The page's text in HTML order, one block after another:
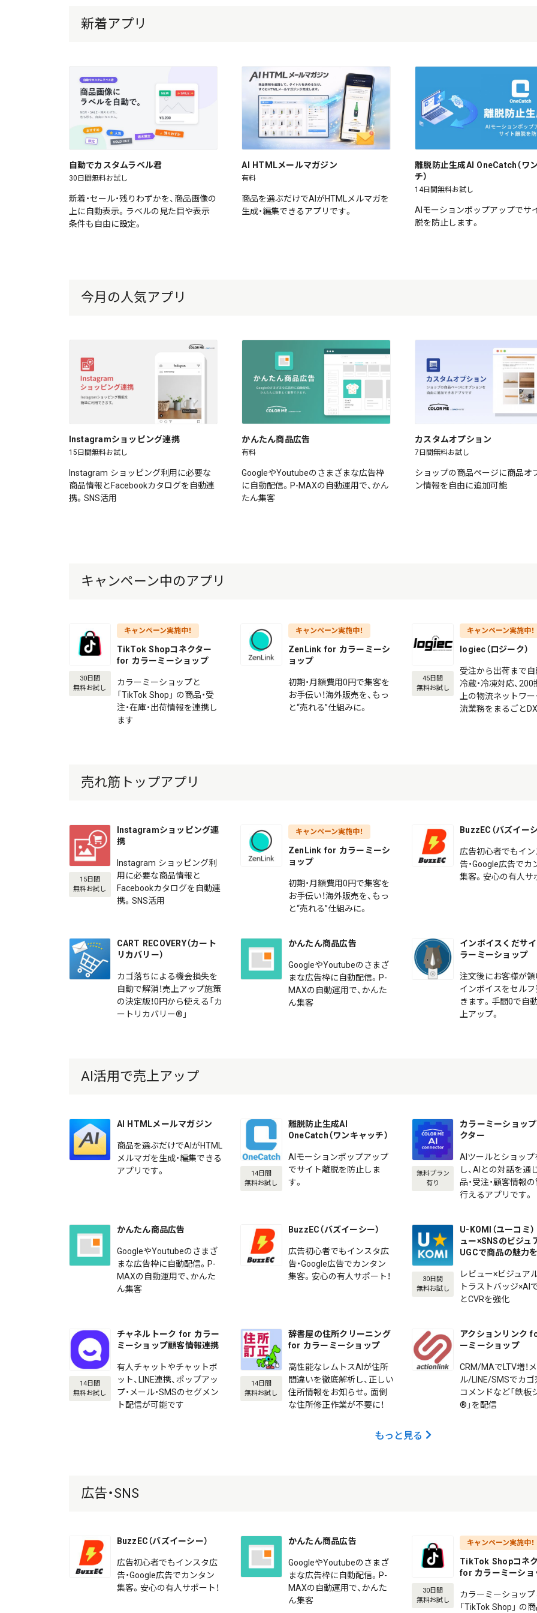
新着アプリ
自動でカスタムラベル君
30日間無料お試し
新着・セール・残りわずかを、商品画像の
上に自動表示。ラベルの見た目や表示
条件も自由に設定。
AI HTMLメールマガジン
有料
商品を選ぶだけでAIがHTMLメルマガを
生成・編集できるアプリです。
離脱防止生成AI OneCatch（ワ
チ）
14日間無料お試し
AIモーションポップアップでサ
脱を防止します。
今月の人気アプリ
Instagramショッピング連携
15日間無料お試し
Instagram ショッピング利用に必要な
商品情報とFacebookカタログを自動連
携。SNS活用
かんたん商品広告
有料
GoogleやYoutubeのさまざまな広告枠
に自動配信。P-MAXの自動運用で、かん
たん集客
カスタムオプション
7日間無料お試し
ショップの商品ページに商品オ
ン情報を自由に追加可能
キャンペーン中のアプリ
30日間
無料お試し
キャンペーン実施中！
TikTok Shopコネクター
for カラーミーショップ
カラーミーショップと
「TikTok Shop」 の商品・受
注・在庫・出荷情報を連携し
ます
キャンペーン実施中！
ZenLink for カラーミーシ
ョップ
初期・月額費用0円で集客を
お手伝い！海外販売を、もっ
と“売れる”仕組みに。
45日間
無料お試し
キャンペーン実施中！
logiec（ロジーク）
受注から出荷まで自
冷蔵・冷凍対応、200
上の物流ネットワ
流業務をまるごとDX
売れ筋トップアプリ
15日間
無料お試し
Instagramショッピング連
携
Instagram ショッピング利
用に必要な商品情報と
Facebookカタログを自動連
携。SNS活用
キャンペーン実施中！
ZenLink for カラーミーシ
ョップ
初期・月額費用0円で集客を
お手伝い！海外販売を、もっ
と“売れる”仕組みに。
BuzzEC（バズイーシ
広告初心者でもイ
告・Google広告でカ
集客。安心の有人サ
CART RECOVERY（カート
リカバリー）
カゴ落ちによる機会損失を
自動で解消！売上アップ施策
の決定版！0円から使える「カ
ートリカバリー®」
かんたん商品広告
GoogleやYoutubeのさまざ
まな広告枠に自動配信。P-
MAXの自動運用で、かんた
ん集客
インボイスくだサ
ラーミーショップ
注文後にお客様が領
インボイスをセルフ
きます。手間0で自
上アップ。
AI活用で売上アップ
AI HTMLメールマガジン
商品を選ぶだけでAIがHTML
メルマガを生成・編集できる
アプリです。
14日間
無料お試し
離脱防止生成AI
OneCatch（ワンキャッチ）
AIモーションポップアップ
でサイト離脱を防止しま
す。
無料プラン
有り
カラーミーショッ
クター
AIツールとショップ
し、AIとの対話を通
品・受注・顧客情報
行えるアプリです。
かんたん商品広告
GoogleやYoutubeのさまざ
まな広告枠に自動配信。P-
MAXの自動運用で、かんた
ん集客
BuzzEC（バズイーシー）
広告初心者でもインスタ広
告・Google広告でカンタン
集客。安心の有人サポート！
30日間
無料お試し
U-KOMI（ユーコミ
ュー×SNSのビジュ
UGCで商品の魅力
レビュー×ビジュア
トラストバッジ×AI
とCVRを強化
14日間
無料お試し
チャネルトーク for カラー
ミーショップ顧客情報連携
有人チャットやチャットボ
ット、LINE連携、ポップアッ
プ・メール・SMSのセグメン
ト配信が可能です
14日間
無料お試し
辞書屋の住所クリーニング
for カラーミーショップ
高性能なレムトスAIが住所
間違いを徹底解析し、正しい
住所情報をお知らせ。面倒
な住所修正作業が不要に！
アクションリンク
ーミーショップ
CRM/MAでLTV増！
ル/LINE/SMSでカ
コメンドなど「鉄板
®」を配信
もっと見る
広告・SNS
BuzzEC（バズイーシー）
広告初心者でもインスタ広
告・Google広告でカンタン
集客。安心の有人サポート！
かんたん商品広告
GoogleやYoutubeのさまざ
まな広告枠に自動配信。P-
MAXの自動運用で、かんた
ん集客
30日間
無料お試し
キャンペーン実施中！
TikTok Shopコネ
for カラーミーショ
カラーミーショップ
「TikTok Shop」 の商